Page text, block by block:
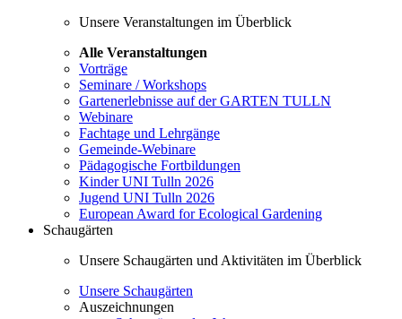
Unsere Veranstaltungen im Überblick
Alle Veranstaltungen
Vorträge
Seminare / Workshops
Gartenerlebnisse auf der GARTEN TULLN
Webinare
Fachtage und Lehrgänge
Gemeinde-Webinare
Pädagogische Fortbildungen
Kinder UNI Tulln 2026
Jugend UNI Tulln 2026
European Award for Ecological Gardening
Schaugärten
Unsere Schaugärten und Aktivitäten im Überblick
Unsere Schaugärten
Auszeichnungen